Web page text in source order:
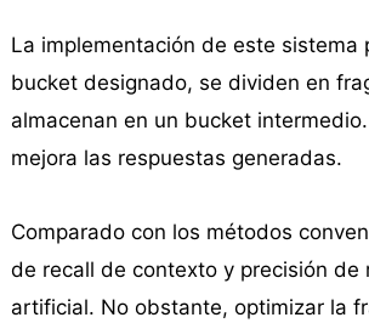
La implementación de este
bucket designado, se dividen en
almacenan en un bucket
mejora las respuestas generadas.
Comparado con los métodos
de recall de contexto y precisión
artificial. No obstante, optimizar la